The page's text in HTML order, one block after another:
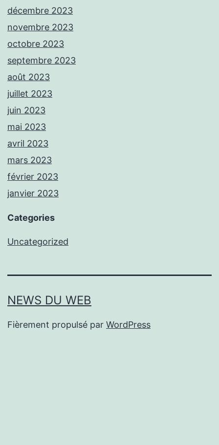
décembre 2023
novembre 2023
octobre 2023
septembre 2023
août 2023
juillet 2023
juin 2023
mai 2023
avril 2023
mars 2023
février 2023
janvier 2023
Categories
Uncategorized
NEWS DU WEB
Fièrement propulsé par WordPress